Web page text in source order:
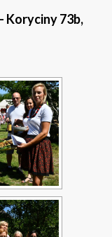
Koryciny 73b,